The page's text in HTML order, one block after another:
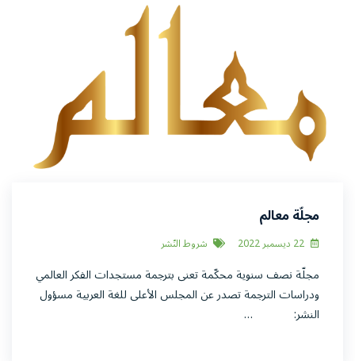
مجلّة معالم
شروط النّشر
مجلّة نصف سنوية محكّمة تعنى بترجمة مستجدات الفكر العالمي
ودراسات الترجمة تصدر عن المجلس الأعلى للغة العربية مسؤول
النشر: …